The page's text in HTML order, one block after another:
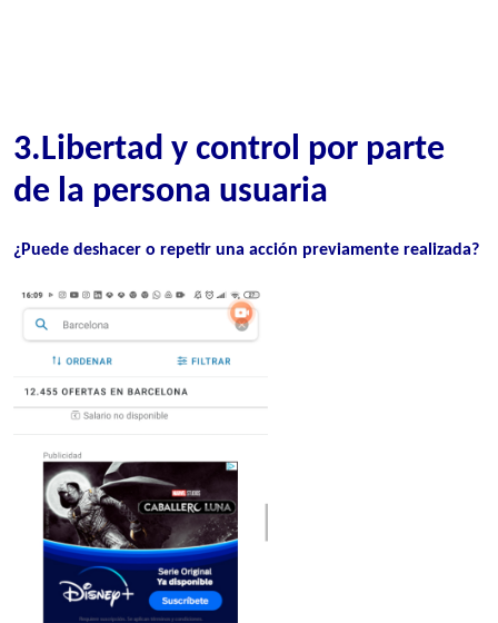
3.Libertad y control por parte
de la persona usuaria
¿Puede deshacer o repetir una acción previamente realizada?